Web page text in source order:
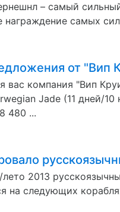
– самый
награждение самых
от "Вип
вас компания "Вип
Jade (11 дней/
480 ...
лето 2013
на следующих